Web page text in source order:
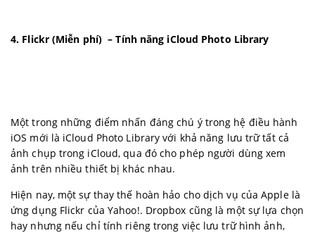
4. Flickr (Miễn phí) – Tính năng iCloud Photo Library
Một trong những điểm nhấn đáng chú ý trong hệ điều hành
iOS mới là iCloud Photo Library với khả năng lưu trữ tất cả
ảnh chụp trong iCloud, qua đó cho phép người dùng xem
ảnh trên nhiều thiết bị khác nhau.
Hiện nay, một sự thay thế hoàn hảo cho dịch vụ của Apple là
ứng dụng Flickr của Yahoo!. Dropbox cũng là một sự lựa chọn
hay nhưng nếu chỉ tính riêng trong việc lưu trữ hình ảnh,